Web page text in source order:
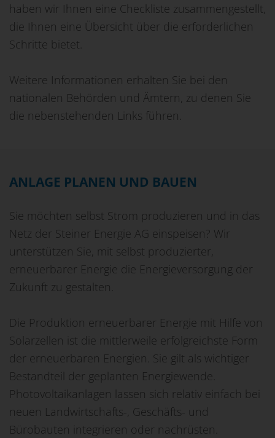
haben wir Ihnen eine Checkliste zusammengestellt,
die Ihnen eine Übersicht über die erforderlichen
Schritte bietet.
Weitere Informationen erhalten Sie bei den
nationalen Behörden und Ämtern, zu denen Sie
die nebenstehenden Links führen.
ANLAGE PLANEN UND BAUEN
Sie möchten selbst Strom produzieren und in das
Netz der Steiner Energie AG einspeisen? Wir
unterstützen Sie, mit selbst produzierter,
erneuerbarer Energie die Energieversorgung der
Zukunft zu gestalten.
Die Produktion erneuerbarer Energie mit Hilfe von
Solarzellen ist die mittlerweile erfolgreichste Form
der erneuerbaren Energien. Sie gilt als wichtiger
Bestandteil der geplanten Energiewende.
Photovoltaikanlagen lassen sich relativ einfach bei
neuen Landwirtschafts-, Geschäfts- und
Bürobauten integrieren oder nachrüsten.